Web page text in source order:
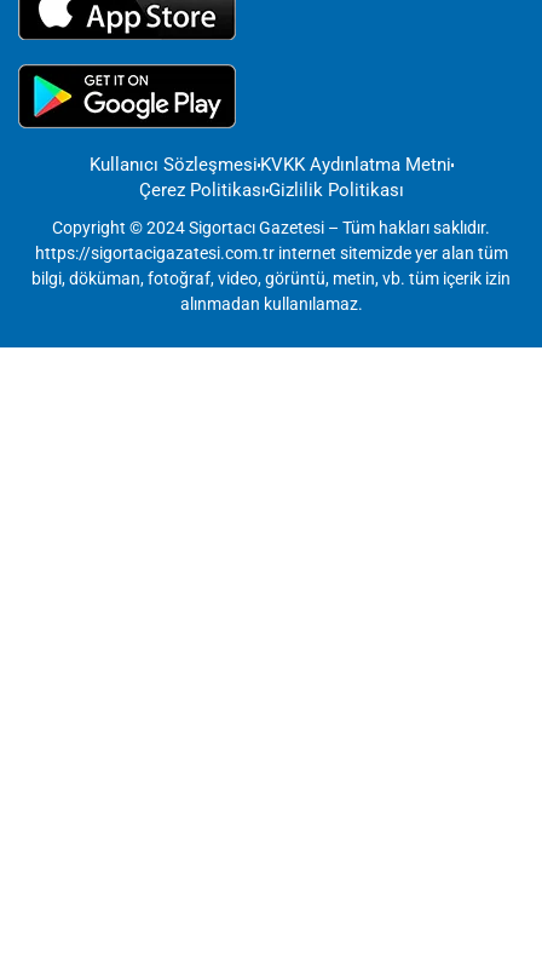
Kullanıcı SözleşmesiKVKK Aydınlatma Metni
Çerez PolitikasıGizlilik Politikası
Copyright © 2024 Sigortacı Gazetesi – Tüm hakları saklıdır.
https://sigortacigazatesi.com.tr internet sitemizde yer alan tüm
bilgi, döküman, fotoğraf, video, görüntü, metin, vb. tüm içerik izin
alınmadan kullanılamaz.